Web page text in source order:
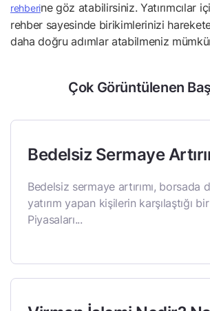
rehberine göz atabilirsiniz. Yatırımcılar
rehber sayesinde birikimlerinizi
daha doğru adımlar atabilmeniz
Çok Görüntülenen
Bedelsiz Sermaye
Bedelsiz sermaye artırımı, borsada
yatırım yapan kişilerin karşılaştığı
Piyasaları...